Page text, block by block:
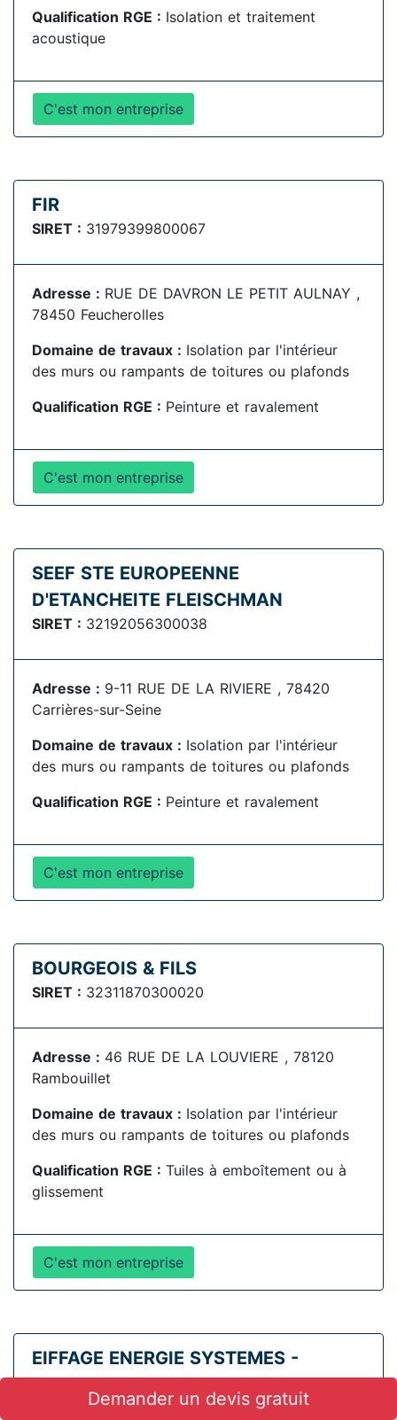
Qualification RGE : Isolation et traitement
acoustique
C'est mon entreprise
FIR
SIRET : 31979399800067
Adresse : RUE DE DAVRON LE PETIT AULNAY ,
78450 Feucherolles
Domaine de travaux : Isolation par l'intérieur
des murs ou rampants de toitures ou plafonds
Qualification RGE : Peinture et ravalement
C'est mon entreprise
SEEF STE EUROPEENNE
D'ETANCHEITE FLEISCHMAN
SIRET : 32192056300038
Adresse : 9-11 RUE DE LA RIVIERE , 78420
Carrières-sur-Seine
Domaine de travaux : Isolation par l'intérieur
des murs ou rampants de toitures ou plafonds
Qualification RGE : Peinture et ravalement
C'est mon entreprise
BOURGEOIS & FILS
SIRET : 32311870300020
Adresse : 46 RUE DE LA LOUVIERE , 78120
Rambouillet
Domaine de travaux : Isolation par l'intérieur
des murs ou rampants de toitures ou plafonds
Qualification RGE : Tuiles à emboîtement ou à
glissement
C'est mon entreprise
EIFFAGE ENERGIE SYSTEMES -
CLEVIA IDF
32381463200127
Demander un devis gratuit